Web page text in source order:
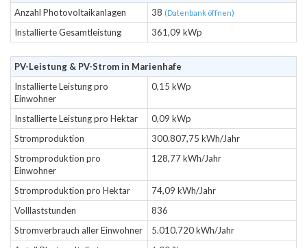
Anzahl Photovoltaikanlagen
38 (Datenbank öffnen)
Installierte Gesamtleistung 361,09 kWp
PV-Leistung & PV-Strom in Marienhafe
Installierte Leistung pro
Einwohner
0,15 kWp
Installierte Leistung pro Hektar
0,09 kWp
Stromproduktion
300.807,75 kWh/Jahr
Stromproduktion pro
Einwohner
128,77 kWh/Jahr
Stromproduktion pro Hektar
74,09 kWh/Jahr
Volllaststunden
836
Stromverbrauch aller Einwohner
5.010.720 kWh/Jahr